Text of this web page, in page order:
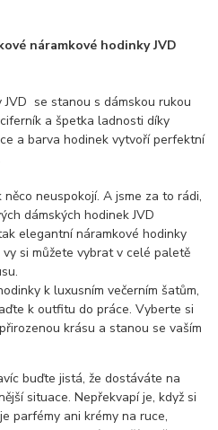
náramkové hodinky JVD
se stanou s dámskou rukou
a špetka ladnosti díky
a barva hodinek vytvoří perfektní
neuspokojí. A jsme za to rádi,
dámských hodinek JVD
elegantní náramkové hodinky
si můžete vybrat v celé paletě
k luxusním večerním šatům,
k outfitu do práce. Vyberte si
krásu a stanou se vaším
buďte jistá, že dostáváte na
situace. Nepřekvapí je, když si
parfémy ani krémy na ruce,